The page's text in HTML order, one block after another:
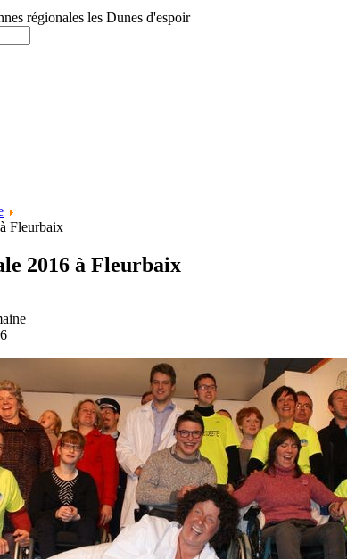
régionales les Dunes d'espoir
Fleurbaix
2016 à Fleurbaix